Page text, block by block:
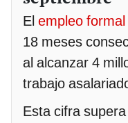
El empleo formal
18 meses
al alcanzar 4
trabajo
Esta cifra